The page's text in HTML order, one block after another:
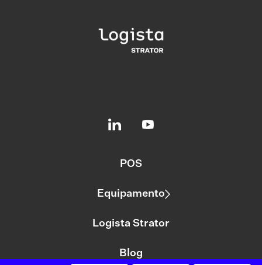
POS
Equipamento
Logista Strator
Blog